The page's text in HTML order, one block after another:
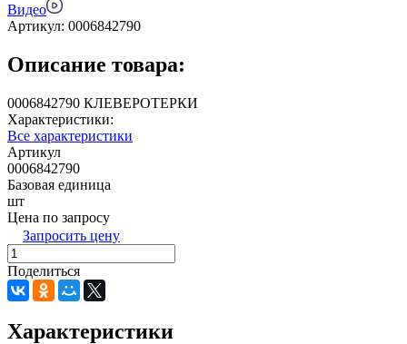
Видео
Артикул: 0006842790
Описание товара:
0006842790 КЛЕВЕРОТЕРКИ
Характеристики:
Все характеристики
Артикул
0006842790
Базовая единица
шт
Цена по запросу
Запросить цену
Поделиться
Характеристики